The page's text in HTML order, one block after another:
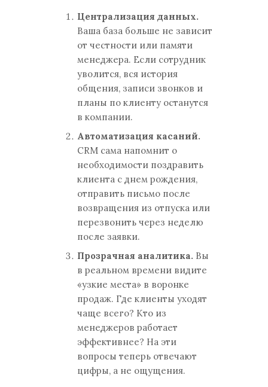
Централизация данных.
Ваша база больше не зависит
от честности или памяти
менеджера. Если сотрудник
уволится, вся история
общения, записи звонков и
планы по клиенту останутся
в компании.
Автоматизация касаний.
CRM сама напомнит о
необходимости поздравить
клиента с днем рождения,
отправить письмо после
возвращения из отпуска или
перезвонить через неделю
после заявки.
Прозрачная аналитика. Вы
в реальном времени видите
«узкие места» в воронке
продаж. Где клиенты уходят
чаще всего? Кто из
менеджеров работает
эффективнее? На эти
вопросы теперь отвечают
цифры, а не ощущения.